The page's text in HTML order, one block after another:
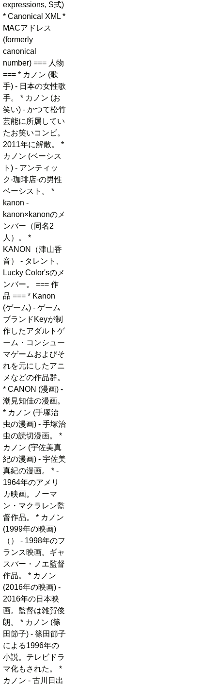
expressions, S式)
* Canonical XML *
MACアドレス
(formerly
canonical
number) === 人物
=== * カノン (歌
手) - 日本の女性歌
手。 * カノン (お
笑い) - かつて松竹
芸能に所属してい
たお笑いコンビ。
2011年に解散。 *
カノン (ベーシス
ト) - アンティッ
ク-珈琲店-の男性
ベーシスト。 *
kanon -
kanon×kanonのメ
ンバー（同名2
人）。 *
KANON（津山香
音） - タレント、
Lucky Color'sのメ
ンバー。 === 作
品 === * Kanon
(ゲーム) - ゲーム
ブランドKeyが制
作したアダルトゲ
ーム・コンシュー
マゲームおよびそ
れを元にしたアニ
メなどの作品群。
* CANON (漫画) -
潮見知佳の漫画。
* カノン (手塚治
虫の漫画) - 手塚治
虫の読切漫画。 *
カノン (宇佐美真
紀の漫画) - 宇佐美
真紀の漫画。 * -
1964年のアメリ
カ映画。ノーマ
ン・マクラレン監
督作品。 * カノン
(1999年の映画)
（） - 1998年のフ
ランス映画。ギャ
スパー・ノエ監督
作品。 * カノン
(2016年の映画) -
2016年の日本映
画。監督は雑賀俊
朗。 * カノン (篠
田節子) - 篠田節子
による1996年の
小説。テレビドラ
マ化もされた。 *
カノン - 古川日出